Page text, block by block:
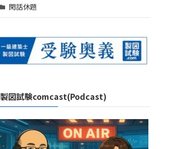
閑話休題
製図試験comcast(Podcast)